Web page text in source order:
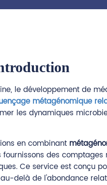
le développement de
métagénomique
les dynamiques
en combinant
des
Ce service est conçu
delà de l'abondance